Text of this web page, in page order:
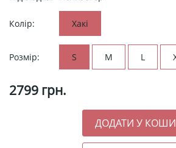
Колір: Хакі
Розмір: S M L
2799 грн.